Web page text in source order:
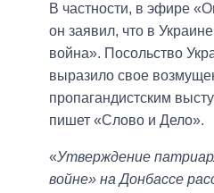
В частности, в эфире
он заявил, что в
война». Посольство
выразило свое
пропагандистским
пишет «Слово и Дело».
«Утверждение
войне» на Донбассе